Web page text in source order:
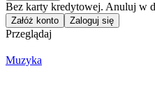
Bez karty kredytowej. Anuluj w
Załóż konto Zaloguj się
Przeglądaj
Muzyka